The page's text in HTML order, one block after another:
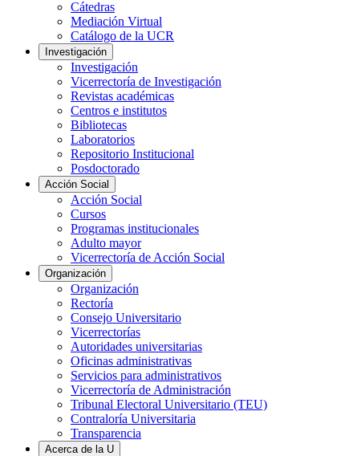
Cátedras
Mediación Virtual
Catálogo de la UCR
Investigación
Investigación
Vicerrectoría de Investigación
Revistas académicas
Centros e institutos
Bibliotecas
Laboratorios
Repositorio Institucional
Posdoctorado
Acción Social
Acción Social
Cursos
Programas institucionales
Adulto mayor
Vicerrectoría de Acción Social
Organización
Organización
Rectoría
Consejo Universitario
Vicerrectorías
Autoridades universitarias
Oficinas administrativas
Servicios para administrativos
Vicerrectoría de Administración
Tribunal Electoral Universitario (TEU)
Contraloría Universitaria
Transparencia
Acerca de la U